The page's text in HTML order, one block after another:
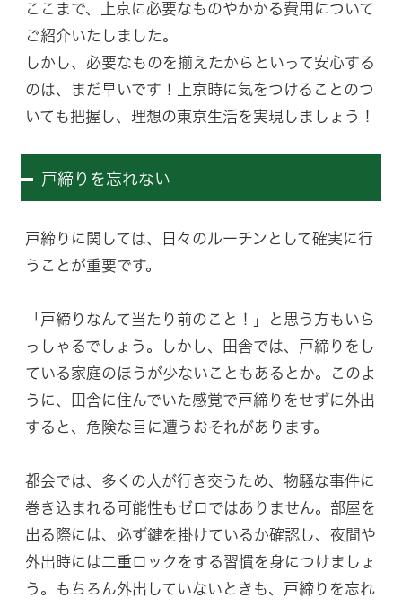
ここまで、上京に必要なものやかかる費用について
ご紹介いたしました。
しかし、必要なものを揃えたからといって安心する
のは、まだ早いです！上京時に気をつけることのつ
いても把握し、理想の東京生活を実現しましょう！
戸締りを忘れない
戸締りに関しては、日々のルーチンとして確実に行
うことが重要です。
「戸締りなんて当たり前のこと！」と思う方もいら
っしゃるでしょう。しかし、田舎では、戸締りをし
ている家庭のほうが少ないこともあるとか。このよ
うに、田舎に住んでいた感覚で戸締りをせずに外出
すると、危険な目に遭うおそれがあります。
都会では、多くの人が行き交うため、物騒な事件に
巻き込まれる可能性もゼロではありません。部屋を
出る際には、必ず鍵を掛けているか確認し、夜間や
外出時には二重ロックをする習慣を身につけましょ
う。もちろん外出していないときも、戸締りを忘れ